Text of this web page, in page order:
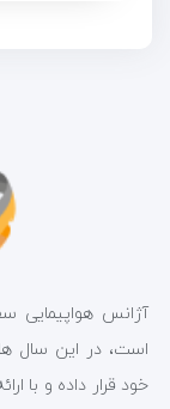
است، در این سال
خود قرار داده و با